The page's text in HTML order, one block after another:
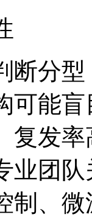
断分
可能
复发
业团
制、